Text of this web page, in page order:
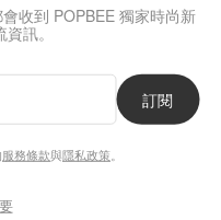
12.4K
收到 POPBEE 獨家時尚新
訊。
訂閱
服務條款與隱私政策